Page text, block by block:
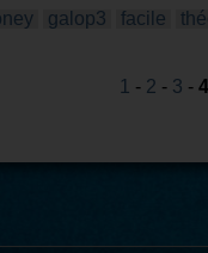
galop3 facile
1 - 2 - 3 - 4